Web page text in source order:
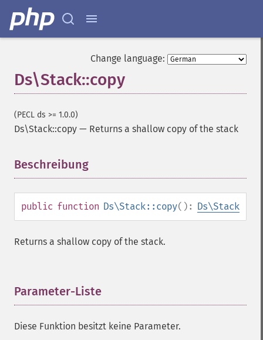
Change language:
Ds\Stack::copy
(PECL ds >= 1.0.0)
Ds\Stack::copy — Returns a shallow copy of the stack
Beschreibung
public function Ds\Stack::copy(): Ds\Stack
Returns a shallow copy of the stack.
Parameter-Liste
Diese Funktion besitzt keine Parameter.